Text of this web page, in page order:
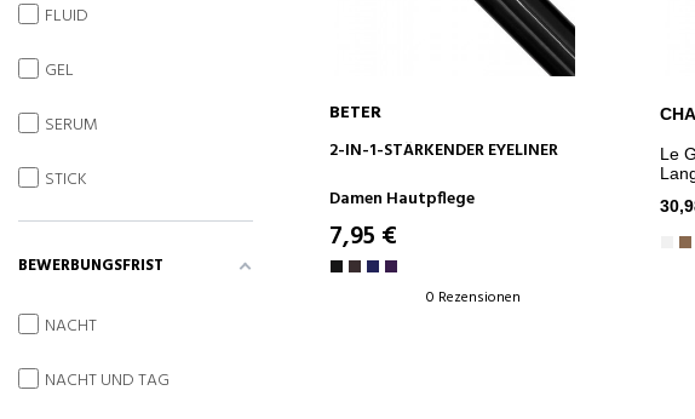
IN DEN WARENKORB
BETER
2-IN-1-STÄRKENDER EYELINER
Damen Hautpflege
7,95 €
0 Rezensionen
Le
FLUID
GEL
SERUM
STICK
BEWERBUNGSFRIST
NACHT
NACHT UND TAG